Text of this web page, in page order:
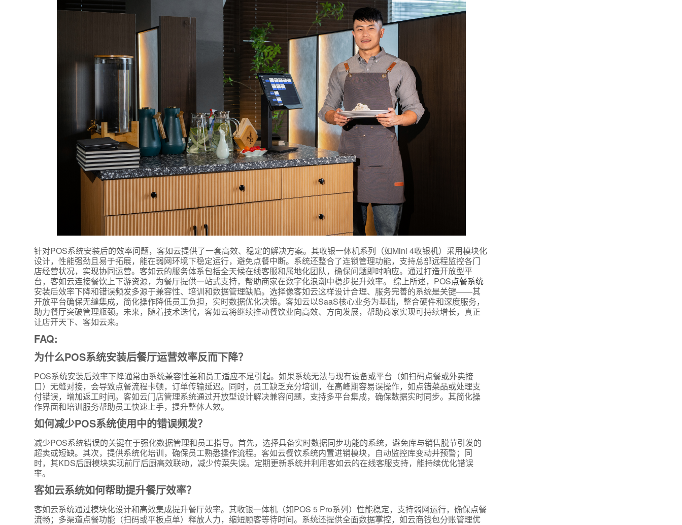
针对POS系统安装后的效率问题，客如云提供了一套高效、稳定的解决方案。其收银一体机系列（如Mini 4收银机）采用模块化
设计，性能强劲且易于拓展，能在弱网环境下稳定运行，避免点餐中断。系统还整合了连锁管理功能，支持总部远程监控各门
店经营状况，实现协同运营。客如云的服务体系包括全天候在线客服和属地化团队，确保问题即时响应。通过打造开放型平
台，客如云连接餐饮上下游资源，为餐厅提供一站式支持，帮助商家在数字化浪潮中稳步提升效率。 综上所述，POS点餐系统
安装后效率下降和错误频发多源于兼容性、培训和数据管理缺陷。选择像客如云这样设计合理、服务完善的系统是关键——其
开放平台确保无缝集成，简化操作降低员工负担，实时数据优化决策。客如云以SaaS核心业务为基础，整合硬件和深度服务，
助力餐厅突破管理瓶颈。未来，随着技术迭代，客如云将继续推动餐饮业向高效、方向发展，帮助商家实现可持续增长，真正
让店开天下、客如云来。
FAQ:
为什么POS系统安装后餐厅运营效率反而下降？
POS系统安装后效率下降通常由系统兼容性差和员工适应不足引起。如果系统无法与现有设备或平台（如扫码点餐或外卖接
口）无缝对接，会导致点餐流程卡顿，订单传输延迟。同时，员工缺乏充分培训，在高峰期容易误操作，如点错菜品或处理支
付错误，增加返工时间。客如云门店管理系统通过开放型设计解决兼容问题，支持多平台集成，确保数据实时同步。其简化操
作界面和培训服务帮助员工快速上手，提升整体人效。
如何减少POS系统使用中的错误频发？
减少POS系统错误的关键在于强化数据管理和员工指导。首先，选择具备实时数据同步功能的系统，避免库与销售脱节引发的
超卖或短缺。其次，提供系统化培训，确保员工熟悉操作流程。客如云餐饮系统内置进销模块，自动监控库变动并预警；同
时，其KDS后厨模块实现前厅后厨高效联动，减少传菜失误。定期更新系统并利用客如云的在线客服支持，能持续优化错误
率。
客如云系统如何帮助提升餐厅效率？
客如云系统通过模块化设计和高效集成提升餐厅效率。其收银一体机（如POS 5 Pro系列）性能稳定，支持弱网运行，确保点餐
流畅；多渠道点餐功能（扫码或平板点单）释放人力，缩短顾客等待时间。系统还提供全面数据掌控，如云商钱包分账管理优
我的姓名
附加留言
预约试用
我是老客户，了解最新优惠